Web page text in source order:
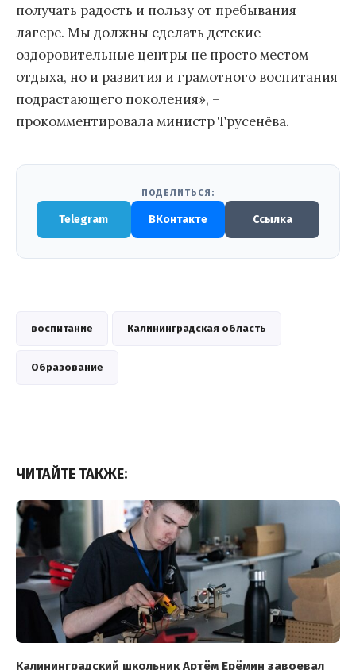
получать радость и пользу от пребывания
лагере. Мы должны сделать детские
оздоровительные центры не просто местом
отдыха, но и развития и грамотного воспитания
подрастающего поколения», –
прокомментировала министр Трусенёва.
ПОДЕЛИТЬСЯ:
Telegram ВКонтакте Ссылка
воспитание Калининградская область
Образование
ЧИТАЙТЕ ТАКЖЕ:
Калининградский школьник Артём Ерёмин завоевал